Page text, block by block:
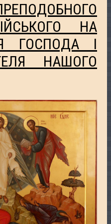
НА
ГОСПОДА І
НАШОГО